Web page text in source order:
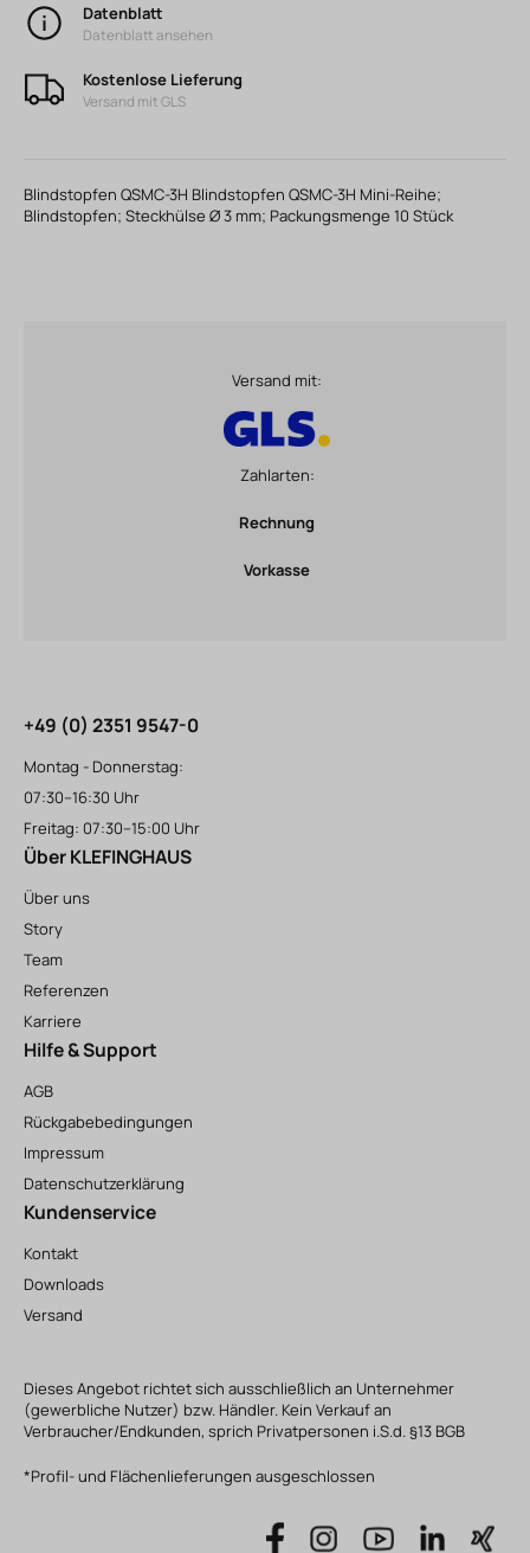
Datenblatt
Datenblatt ansehen
Kostenlose Lieferung
Versand mit GLS
Blindstopfen QSMC-3H Blindstopfen QSMC-3H Mini-Reihe;
Blindstopfen; Steckhülse Ø 3 mm; Packungsmenge 10 Stück
Versand mit:
Zahlarten:
Rechnung
Vorkasse
+49 (0) 2351 9547-0
Montag - Donnerstag:
07:30–16:30 Uhr
Freitag: 07:30–15:00 Uhr
Über KLEFINGHAUS
Über uns
Story
Team
Referenzen
Karriere
Hilfe & Support
AGB
Rückgabebedingungen
Impressum
Datenschutzerklärung
Kundenservice
Kontakt
Downloads
Versand
Dieses Angebot richtet sich ausschließlich an Unternehmer
(gewerbliche Nutzer) bzw. Händler. Kein Verkauf an
Verbraucher/Endkunden, sprich Privatpersonen i.S.d. §13 BGB
*Profil- und Flächenlieferungen ausgeschlossen